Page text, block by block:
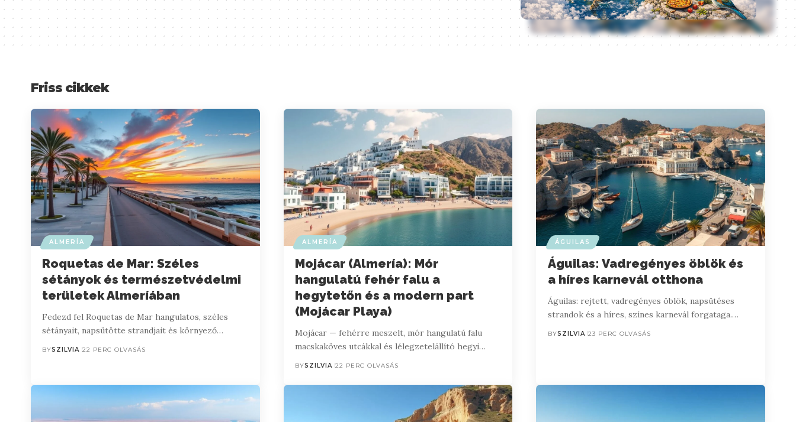
Friss cikkek
ALMERÍA
Roquetas de Mar: Széles
sétányok és természetvédelmi
területek Almeríában
Fedezd fel Roquetas de Mar hangulatos, széles
sétányait, napsütötte strandjait és környező…
BYSZILVIA 22 PERC OLVASÁS
ALMERÍA
Mojácar (Almería): Mór
hangulatú fehér falu a
hegytetőn és a modern part
(Mojácar Playa)
Mojácar — fehérre meszelt, mór hangulatú falu
macskaköves utcákkal és lélegzetelállító hegyi…
BYSZILVIA 22 PERC OLVASÁS
ÁGUILAS
Águilas: Vadregényes öblök és
a híres karnevál otthona
Águilas: rejtett, vadregényes öblök, napsütéses
strandok és a híres, színes karnevál forgataga.…
BYSZILVIA 23 PERC OLVASÁS